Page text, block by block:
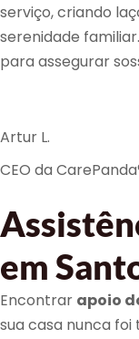
serviço, criando
serenidade
para assegurar
Artur L.
CEO da
em
Encontrar apoio
sua casa nunca